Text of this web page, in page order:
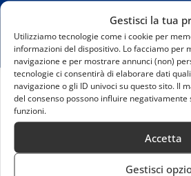
Gestisci la tua
Utilizziamo tecnologie come i cookie per
informazioni del dispositivo. Lo facciamo per
navigazione e per mostrare annunci (non)
tecnologie ci consentirà di elaborare dati
navigazione o gli ID univoci su questo sito. Il
del consenso possono influire
funzioni.
Accetta
Gestisci
Home
Giro Next Gen 2025: La Nuova